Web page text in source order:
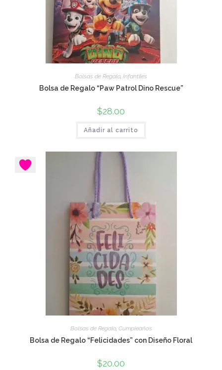
Bolsas de Regalo, Infantiles
Bolsa de Regalo “Paw Patrol Dino Rescue”
$28.00
Añadir al carrito
Bolsas de Regalo, Cumpleaños
Bolsa de Regalo “Felicidades” con Diseño Floral
$20.00